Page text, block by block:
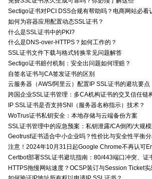
Sectigo证书对PCI DSS合规有帮助吗？电商网站必看
如何为容器应用配置动态SSL证书？
什么是SSL证书中的PKI?
什么是DNS-over-HTTPS？如何工作的？
SSL证书文件下载与格式转换常见问题解答
Sectigo证书赔付机制：安全出问题如何理赔？
自签名证书与CA签发证书的区别
云服务器（AWS/阿里云）配置IP SSL证书的避坑要点
跨国企业SSL证书管理：多CA机构证书的交叉信任链
IP SSL证书是否支持SNI（服务器名称指示）技术？
WoTrus证书私钥安全：本地存储与云端备份方案
SSL证书管理中的应急预案：私钥泄露/CA倒闭/大规
Geotrust证书适合中小企业吗？性价比与安全性平衡
HTTPS拖慢网站速度？OCSP装订与Session Ticket实